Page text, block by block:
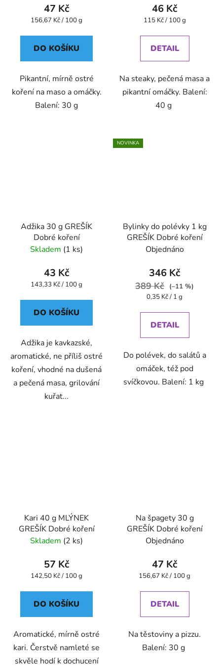
47 Kč
Měrná
156,67 Kč / 100 g
DO KOŠÍKU
Pikantní, mírně ostré
koření na maso a omáčky.
Balení: 30 g
46 Kč
Měrná
115 Kč / 100 g
DETAIL
Na steaky, pečená masa a
pikantní omáčky. Balení:
40 g
Adžika 30 g GREŠÍK
Dobré koření
Skladem (1 ks)
43 Kč
Měrná
143,33 Kč / 100 g
DO KOŠÍKU
Adžika je kavkazské,
aromatické, ne příliš ostré
koření, vhodné na dušená
a pečená masa, grilování
kuřat...
NOVINKA
Bylinky do polévky 1 kg
GREŠÍK Dobré koření
Objednáno
346 Kč
389 Kč
(–11 %)
Měrná
0,35 Kč / 1 g
DETAIL
Do polévek, do salátů a
omáček, též pod
svíčkovou. Balení: 1 kg
Kari 40 g MLÝNEK
GREŠÍK Dobré koření
Skladem (2 ks)
57 Kč
Měrná
142,50 Kč / 100 g
DO KOŠÍKU
Aromatické, mírně ostré
kari. Čerstvě namleté se
skvěle hodí k dochucení
Na špagety 30 g
GREŠÍK Dobré koření
Objednáno
47 Kč
Měrná
156,67 Kč / 100 g
DETAIL
Na těstoviny a pizzu.
Balení: 30 g